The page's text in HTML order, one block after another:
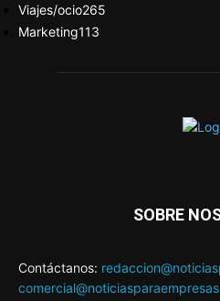
Viajes/ocio265
Marketing113
SOBRE
Contáctanos: